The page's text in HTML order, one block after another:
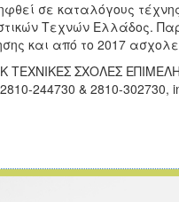
σε καταλόγους
Τεχνών Ελλάδος.
και από το 2017
ΤΕΧΝΙΚΕΣ ΣΧΟΛΕΣ
244730 & 2810-302730,